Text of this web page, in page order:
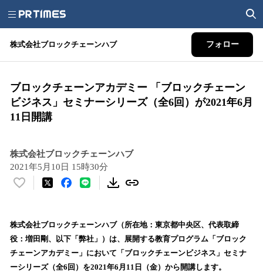
株式会社ブロックチェーンハブ フォロー
ブロックチェーンアカデミー 「ブロックチェーン
ビジネス」セミナーシリーズ（全6回）が2021年6月
11日開講
株式会社ブロックチェーンハブ
2021年5月10日 15時30分
い
！
数
を
読
株式会社ブロックチェーンハブ（所在地：東京都中央区、代表取締
役：増田剛、以下「弊社」）は、展開する教育プログラム「ブロック
チェーンアカデミー」において「ブロックチェーンビジネス」セミナ
ーシリーズ（全6回）を2021年6月11日（金）から開講します。